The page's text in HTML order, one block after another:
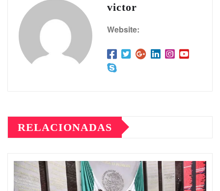
victor
Website:
RELACIONADAS